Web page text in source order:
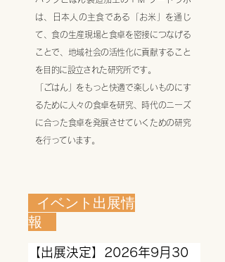
は、日本人の主食である「お米」を通じ
て、食の生産現場と食卓を密接につなげる
ことで、地域社会の活性化に貢献すること
を目的に設立された研究所です。
「ごはん」をもっと快適で楽しいものにす
るために人々の食卓を研究、時代のニーズ
に合った食卓を発展させていくための研究
を行っています。
イベント出展情
報
【出展決定】2026年9月30